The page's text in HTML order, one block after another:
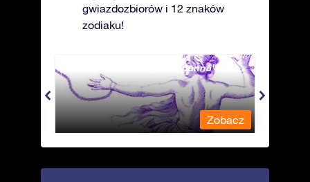
gwiazdozbiorów i 12 znaków
zodiaku!
Andromeda - Związana panna
Zobacz